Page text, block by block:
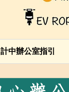
計中辦公室指引